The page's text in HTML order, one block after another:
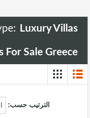
Luxury Villas
For Sale Greece
الترتيب حسب: